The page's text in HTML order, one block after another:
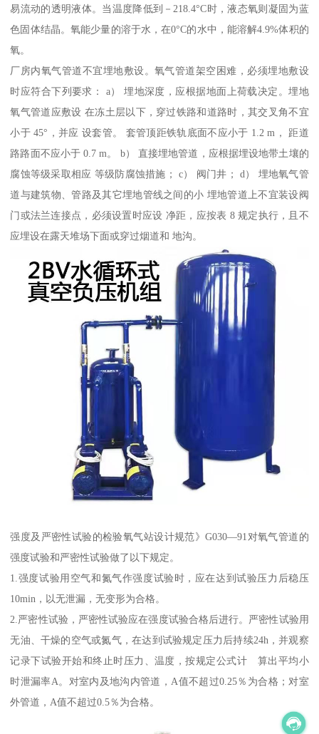
易流动的透明液体。当温度降低到－218.4°C时，液态氧则凝固为蓝
色固体结晶。氧能少量的溶于水，在0°C的水中，能溶解4.9%体积的
氧。
厂房内氧气管道不宜埋地敷设。氧气管道架空困难，必须埋地敷设
时应符合下列要求： a） 埋地深度，应根据地面上荷载决定。埋地
氧气管道应敷设 在冻土层以下，穿过铁路和道路时，其交叉角不宜
小于 45°，并应 设套管。 套管顶距铁轨底面不应小于 1.2 m， 距道
路路面不应小于 0.7 m。 b） 直接埋地管道，应根据埋设地带土壤的
腐蚀等级采取相应 等级防腐蚀措施； c） 阀门井； d） 埋地氧气管
道与建筑物、管路及其它埋地管线之间的小 埋地管道上不宜装设阀
门或法兰连接点，必须设置时应设 净距，应按表 8 规定执行，且不
应埋设在露天堆场下面或穿过烟道和 地沟。
强度及严密性试验的检验氧气站设计规范》G030—91对氧气管道的
强度试验和严密性试验做了以下规定。
1.强度试验用空气和氮气作强度试验时，应在达到试验压力后稳压
10min，以无泄漏，无变形为合格。
2.严密性试验，严密性试验应在强度试验合格后进行。严密性试验用
无油、干燥的空气或氮气，在达到试验规定压力后持续24h，并观察
记录下试验开始和终止时压力、温度，按规定公式计 算出平均小
时泄漏率A。对室内及地沟内管道，A值不超过0.25％为合格；对室
外管道，A值不超过0.5％为合格。